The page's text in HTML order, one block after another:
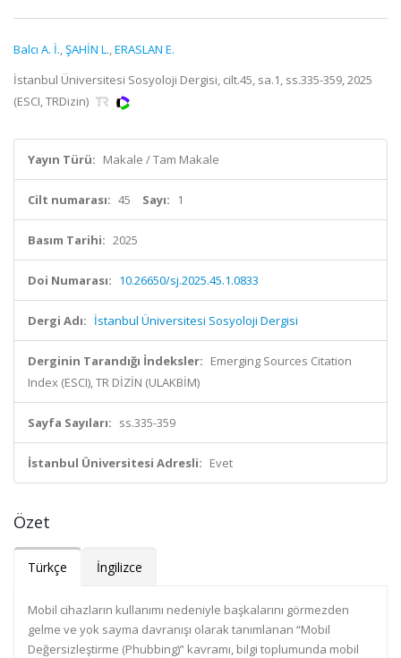
Balcı A. İ.,ŞAHİN L.,ERASLAN E.
İstanbul Üniversitesi Sosyoloji Dergisi, cilt.45, sa.1, ss.335-359, 2025
(ESCI, TRDizin)
Yayın Türü: Makale / Tam Makale
Cilt numarası: 45 Sayı: 1
Basım Tarihi: 2025
Doi Numarası: 10.26650/sj.2025.45.1.0833
Dergi Adı: İstanbul Üniversitesi Sosyoloji Dergisi
Derginin Tarandığı İndeksler: Emerging Sources Citation
Index (ESCI), TR DİZİN (ULAKBİM)
Sayfa Sayıları: ss.335-359
İstanbul Üniversitesi Adresli: Evet
Özet
Türkçe İngilizce
Mobil cihazların kullanımı nedeniyle başkalarını görmezden
gelme ve yok sayma davranışı olarak tanımlanan “Mobil
Değersizleştirme (Phubbing)” kavramı, bilgi toplumunda mobil